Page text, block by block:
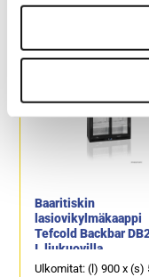
Brutto-/nettotilavuus:
Baaritiskin
lasiovikylmäkaappi
Tefcold Backbar
I, liukuovilla
Ulkomitat: (l) 900 x (s)